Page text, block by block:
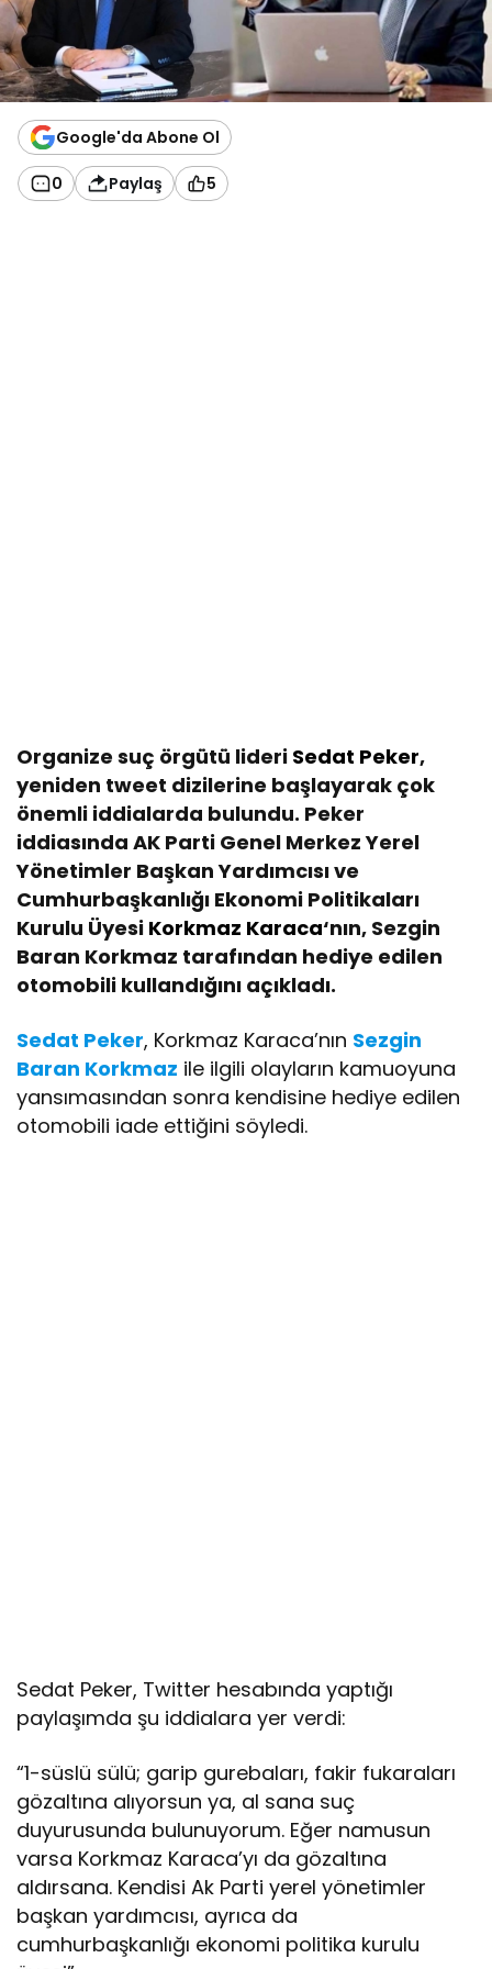
Google'da Abone Ol
0 Paylaş 5
Organize suç örgütü lideri Sedat Peker,
yeniden tweet dizilerine başlayarak çok
önemli iddialarda bulundu. Peker
iddiasında AK Parti Genel Merkez Yerel
Yönetimler Başkan Yardımcısı ve
Cumhurbaşkanlığı Ekonomi Politikaları
Kurulu Üyesi Korkmaz Karaca‘nın, Sezgin
Baran Korkmaz tarafından hediye edilen
otomobili kullandığını açıkladı.
Sedat Peker, Korkmaz Karaca’nın Sezgin
Baran Korkmaz ile ilgili olayların kamuoyuna
yansımasından sonra kendisine hediye edilen
otomobili iade ettiğini söyledi.
Sedat Peker, Twitter hesabında yaptığı
paylaşımda şu iddialara yer verdi:
“1-süslü sülü; garip gurebaları, fakir fukaraları
gözaltına alıyorsun ya, al sana suç
duyurusunda bulunuyorum. Eğer namusun
varsa Korkmaz Karaca’yı da gözaltına
aldırsana. Kendisi Ak Parti yerel yönetimler
başkan yardımcısı, ayrıca da
cumhurbaşkanlığı ekonomi politika kurulu